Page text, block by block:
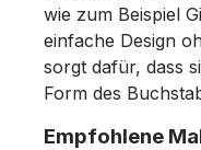
wie zum Beispiel
einfache Design
sorgt dafür, dass
Form des
Empfohlene